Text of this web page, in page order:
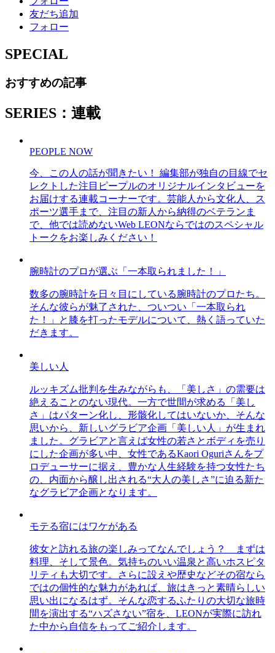
友だち追加
フォロー
SPECIAL
おすすめの記事
SERIES：連載
PEOPLE NOW
今、この人の話が聞きたい！ 編集部が独自の目線でセ
レクトした注目ピープルのオリジナルインタビューを
お届けする連載コーナーです。芸能人から文化人、ス
ポーツ選手まで、注目の新人から納得のベテランま
で、他では読めないWeb LEONならではのスペシャル
トークをお楽しみください！
腕時計のプロが選ぶ「一本取られました！」
数多の腕時計を日々目にしている腕時計のプロたち。
そんな彼らが魅了された、ついつい「一本取られ
た！」と膝を打ったモデルについて、熱く語っていた
だきます。
美しい人
ルッキズム批判を生みながらも、「美しさ」の需要は
絶えることのない現代。一方で世間が求める「美し
さ」はパターン化し、形骸化してはいないか、そんな
思いから、新しいグラビア企画「美しい人」が生まれ
ました。グラビアと言えば女性の若さとボディを売り
にした企画が多い中、女性であるKaori Oguriさんをプ
ロデューサーに据え、豊かな人生経験を持つ女性たち
の、内面から醸し出される“大人の美しさ”に迫る新た
なグラビア企画となります。
モテる宿にはワケがある
彼女と訪れる旅の楽しみってなんでしょう？ まずは
料理、そして景色。気持ちのいい温泉と高いホスピタ
リティも大切です。さらに設えや歴史などその宿なら
ではの個性的な魅力があれば、旅はきっと素晴らしい
思い出になるはず。そんな恋するふたりの大切な旅時
間を演出する“ハズさない”宿を、LEONが実際に訪れ
た中から自信をもってご紹介します。